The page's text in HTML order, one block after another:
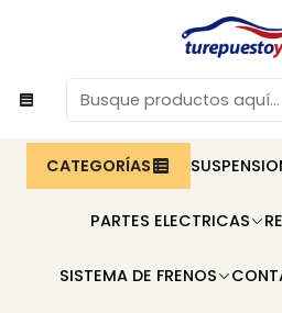
CATEGORÍAS
PARTES ELECTRICAS
SISTEMA DE FRENOS